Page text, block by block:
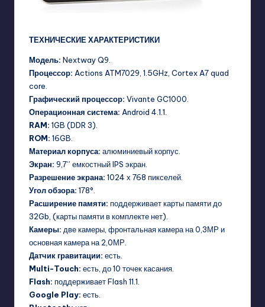
ТЕХНИЧЕСКИЕ ХАРАКТЕРИСТИКИ
Модель: Nextway Q9.
Процессор: Actions ATM7029, 1.5GHz, Cortex A7 quad
core.
Графический процессор: Vivante GC1000.
Операционная система: Android 4.1.1.
RAM: 1GB (DDR 3).
ROM: 16GB.
Материал корпуса: алюминиевый корпус.
Экран: 9,7” емкостный IPS экран.
Разрешение экрана: 1024 х 768 пикселей.
Угол обзора: 178°.
Расширение памяти: поддерживает карты памяти до
32Gb, (карты памяти в комплекте нет).
Камеры: две камеры, фронтальная камера на 0,3МР и
основная камера на 2,0МР.
Датчик гравитации: есть.
Multi-Touch: есть, до 10 точек касания.
Flash: поддерживает Flash 11.1.
Google Play: есть.